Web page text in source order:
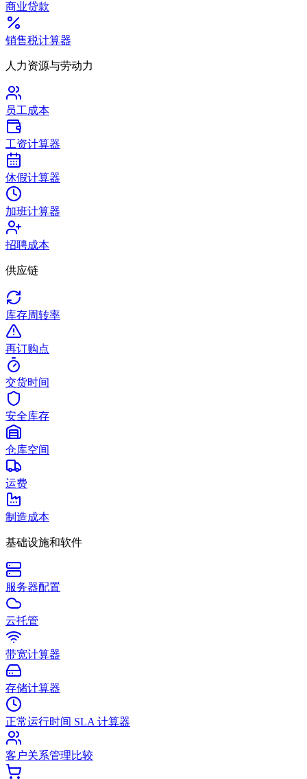
商业贷款
销售税计算器
人力资源与劳动力
员工成本
工资计算器
休假计算器
加班计算器
招聘成本
供应链
库存周转率
再订购点
交货时间
安全库存
仓库空间
运费
制造成本
基础设施和软件
服务器配置
云托管
带宽计算器
存储计算器
正常运行时间 SLA 计算器
客户关系管理比较